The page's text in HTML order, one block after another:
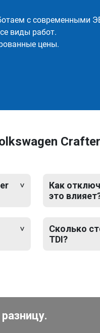
с современными
виды работ.
цены.
Как
это
Сколько
TDI?